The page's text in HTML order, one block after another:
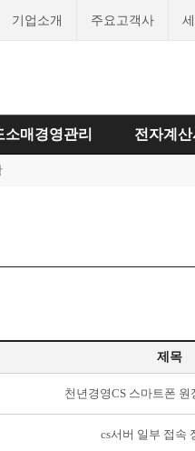
기업소개 주요고객사
소매경영관리 전자계
제목
천년경영CS 스마트폰
cs서버 일부 접속